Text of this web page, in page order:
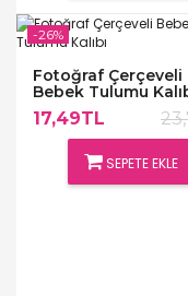
Fotoğraf Çerçeveli
Bebek Tulumu
17,49TL
SEPETE EKLE
-26%